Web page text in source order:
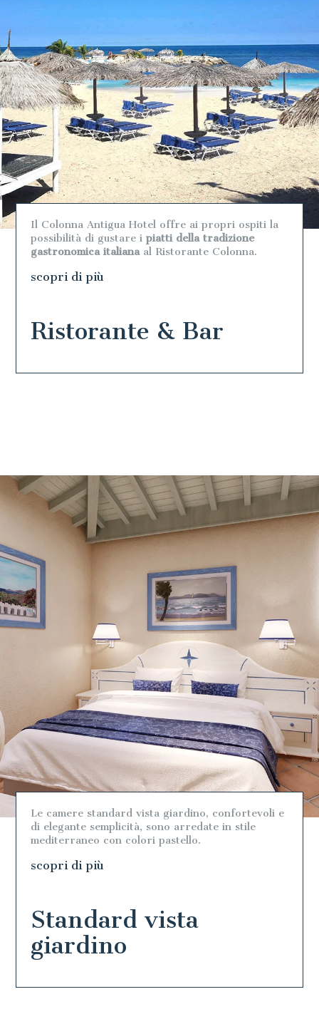
Il Colonna Antigua Hotel offre ai propri ospiti la
possibilità di gustare i piatti della tradizione
gastronomica italianaal Ristorante Colonna.
scopri di più
Ristorante & Bar
Le camere superior vista mare, accuratamente
arredate con richiami alle tonalità naturali del
legno e ai colori pastello, sono accoglienti,
Hodges Bay.
Superior vista mare